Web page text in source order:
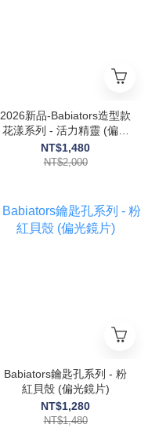
2026新品-Babiators造型款
花漾系列 - 活力精靈 (偏光
鏡片) 6歲以上
NT$1,480
NT$2,000
Babiators鑰匙孔系列 - 粉
紅貝殼 (偏光鏡片)
NT$1,280
NT$1,480